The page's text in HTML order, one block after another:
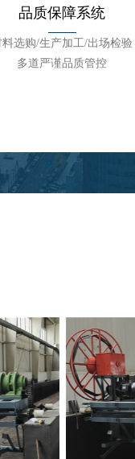
品质保障系统
料选购/生产加工/出场检验
多道严谨品质管控
品质保障系统
料选购/生产加工/出场检验
多道严谨品质管控
农村委员
3年农机
知